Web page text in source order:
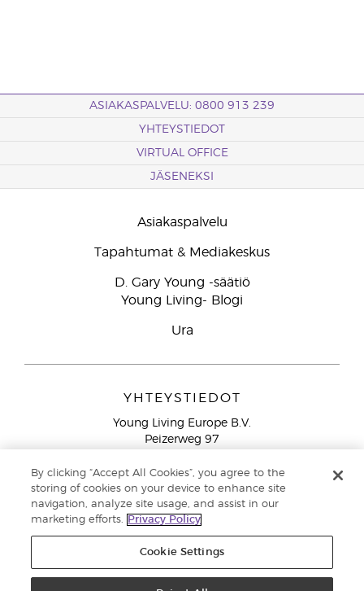
ASIAKASPALVELU: 0800 913 239
YHTEYSTIEDOT
VIRTUAL OFFICE
JÄSENEKSI
Asiakaspalvelu
Tapahtumat & Mediakeskus
D. Gary Young -säätiö
Young Living- Blogi
Ura
YHTEYSTIEDOT
Young Living Europe B.V.
Peizerweg 97
Netherlands
Ilmainen yhteydenotto lankanumeroista Suomesta
913 239
Email: asiakaspalvelu@youngliving.com
By clicking “Accept All Cookies”, you agree to the
storing of cookies on your device to enhance site
navigation, analyze site usage, and assist in our
marketing efforts.
Privacy Policy
Cookie Settings